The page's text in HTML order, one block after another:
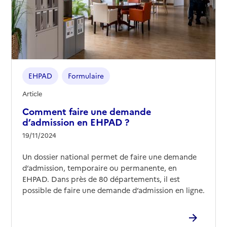
Comment faire une demande
d’admission en EHPAD ?
19/11/2024
EHPAD Formulaire
Article
Un dossier national permet de faire une demande
d’admission, temporaire ou permanente, en
EHPAD. Dans près de 80 départements, il est
possible de faire une demande d’admission en ligne.